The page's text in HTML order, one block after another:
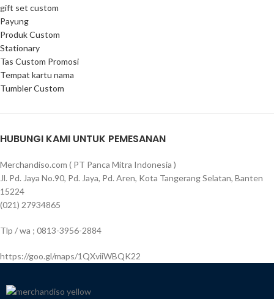
gift set custom
Payung
Produk Custom
Stationary
Tas Custom Promosi
Tempat kartu nama
Tumbler Custom
HUBUNGI KAMI UNTUK PEMESANAN
Merchandiso.com ( PT Panca Mitra Indonesia )
Jl. Pd. Jaya No.90, Pd. Jaya, Pd. Aren, Kota Tangerang Selatan, Banten
15224
(021) 27934865
Tlp / wa ; 0813-3956-2884
https://goo.gl/maps/1QXviiWBQK22